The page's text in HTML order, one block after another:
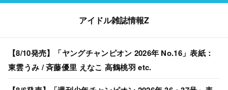
アイドル雑誌情報Z
【8/10発売】「ヤングチャンピオン 2026年 No.16」表紙：
東雲うみ / 斉藤優里 えなこ 高鶴桃羽 etc.